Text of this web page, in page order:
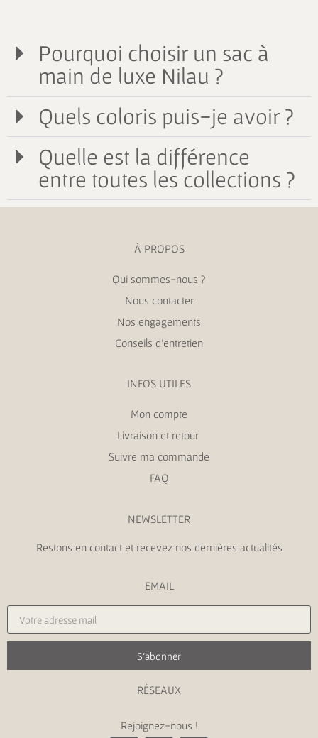
Pourquoi choisir un sac à
main de luxe Nilau ?
Quels coloris puis-je avoir ?
Quelle est la différence
entre toutes les collections ?
À PROPOS
Qui sommes-nous ?
Nous contacter
Nos engagements
Conseils d’entretien
INFOS UTILES
Mon compte
Livraison et retour
Suivre ma commande
FAQ
NEWSLETTER
Restons en contact et recevez nos dernières actualités
EMAIL
S'abonner
RÉSEAUX
Rejoignez-nous !